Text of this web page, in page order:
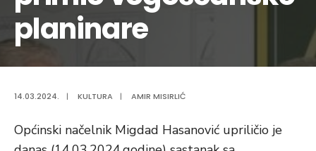
planinare
14.03.2024. | KULTURA | AMIR MISIRLIĆ
Općinski načelnik Migdad Hasanović upriličio je